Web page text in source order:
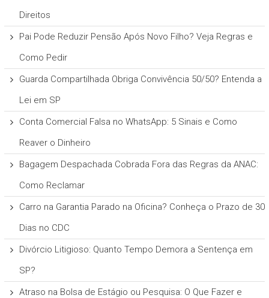
Direitos
Pai Pode Reduzir Pensão Após Novo Filho? Veja Regras e
Como Pedir
Guarda Compartilhada Obriga Convivência 50/50? Entenda a
Lei em SP
Conta Comercial Falsa no WhatsApp: 5 Sinais e Como
Reaver o Dinheiro
Bagagem Despachada Cobrada Fora das Regras da ANAC:
Como Reclamar
Carro na Garantia Parado na Oficina? Conheça o Prazo de 30
Dias no CDC
Divórcio Litigioso: Quanto Tempo Demora a Sentença em
SP?
Atraso na Bolsa de Estágio ou Pesquisa: O Que Fazer e